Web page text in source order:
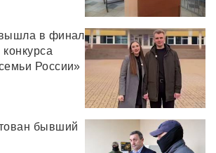
в финал
России»
бывший